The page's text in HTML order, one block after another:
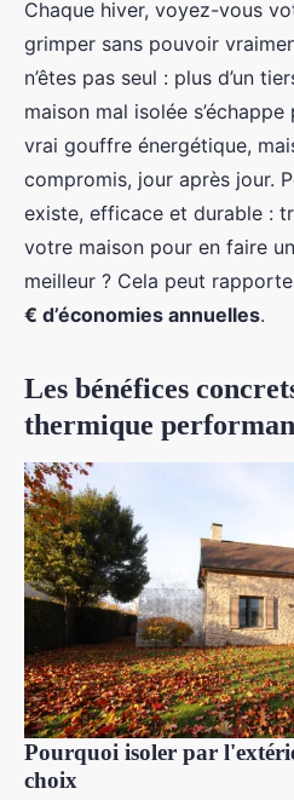
Chaque hiver, voyez-vous
grimper sans pouvoir
n’êtes pas seul : plus d’un
maison mal isolée s’échappe
vrai gouffre énergétique,
compromis, jour après jour.
existe, efficace et durable :
votre maison pour en faire
meilleur ? Cela peut
€ d’économies annuelles.
Les bénéfices
thermique
Pourquoi isoler par
choix